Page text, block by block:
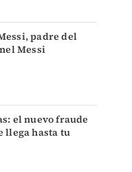
padre del
Messi
el nuevo fraude
llega hasta tu